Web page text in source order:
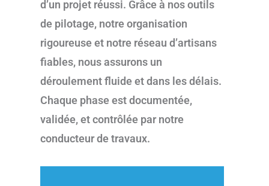
d’un projet réussi. Grâce à nos outils
de pilotage, notre organisation
rigoureuse et notre réseau d’artisans
fiables, nous assurons un
déroulement fluide et dans les délais.
Chaque phase est documentée,
validée, et contrôlée par notre
conducteur de travaux.